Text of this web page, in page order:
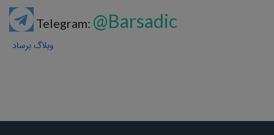
Telegram: @Barsadic
وبلاگ برساد